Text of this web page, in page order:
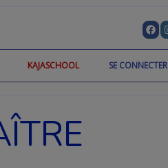
SE CONNECTER
KAJASCHOOL